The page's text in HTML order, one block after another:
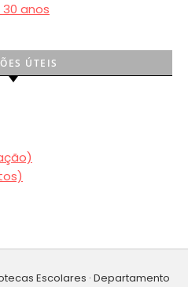
anos
ÚTEIS
Escolares · Departamento